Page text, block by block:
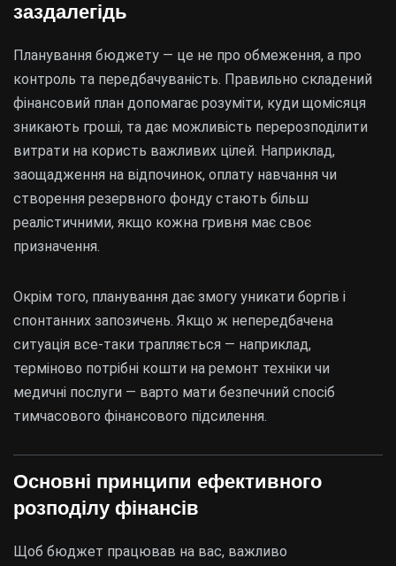
заздалегідь
Планування бюджету — це не про обмеження, а про
контроль та передбачуваність. Правильно складений
фінансовий план допомагає розуміти, куди щомісяця
зникають гроші, та дає можливість перерозподілити
витрати на користь важливих цілей. Наприклад,
заощадження на відпочинок, оплату навчання чи
створення резервного фонду стають більш
реалістичними, якщо кожна гривня має своє
призначення.
Окрім того, планування дає змогу уникати боргів і
спонтанних запозичень. Якщо ж непередбачена
ситуація все-таки трапляється — наприклад,
терміново потрібні кошти на ремонт техніки чи
медичні послуги — варто мати безпечний спосіб
тимчасового фінансового підсилення.
Основні принципи ефективного
розподілу фінансів
Щоб бюджет працював на вас, важливо